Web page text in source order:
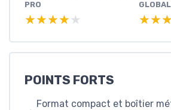
PRO
★★★★★
★★★★★
POINTS FORTS
Format compact et boîtier